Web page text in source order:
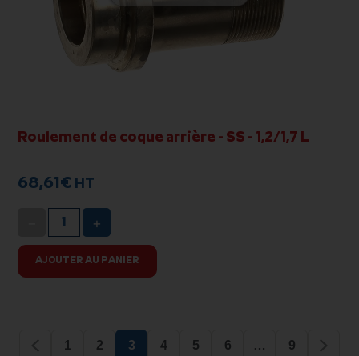
Roulement de coque arrière - SS - 1,2/1,7 L
68,61€ HT
+
AJOUTER AU PANIER
1 2 3 4 5 6 … 9